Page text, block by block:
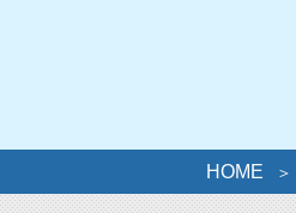
HOME